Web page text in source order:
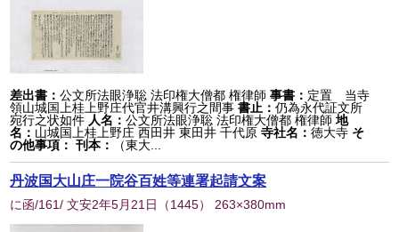
差出書：公文所法眼浄聡 法印権大僧都 権律師 事書： 定置 当寺
領山城国上桂上野庄代官井溝興行之間事書止：仍為永代証文所
宛行之状如件 人名：公文所法眼浄聡 法印権大僧都 権律師 地
名： 山城国上桂上野庄 西田井 東田井 千代原 寺社名：徳大寺 そ
の他事項： 刊本： （東大...
丹波国大山庄一院谷百姓等連署起請文案
に函/161/ 文安2年5月21日 （1445） 263×380mm